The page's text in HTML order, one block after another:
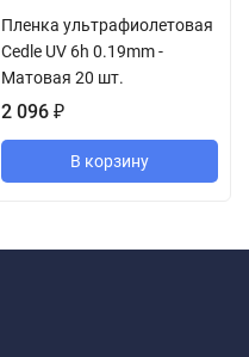
Пленка ультрафиолетовая
Cedle UV 6h 0.19mm -
Матовая 20 шт.
2 096 ₽
В корзину